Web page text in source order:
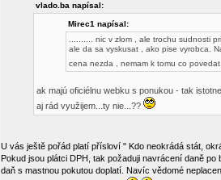
vlado.ba napísal:
Mirec1 napísal:
.......... nic v zlom , ale trochu sudnosti
ale da sa vyskusat , ako pise vyrobca.
cena nezda , nemam k tomu co
ak majú oficiélnu webku s ponukou - tak
aj rád využijem...ty nie...??
U vás ještě pořád platí přísloví " Kdo neokrádá stát,
Pokud jsou plátci DPH, tak požaduji navrácení daně
daň s mastnou pokutou doplatí. Navíc vědomé